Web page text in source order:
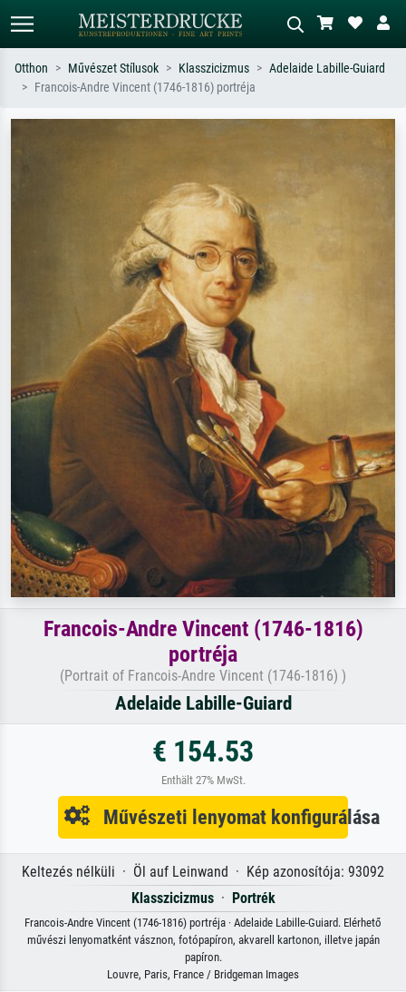
Otthon Művészet Stílusok Klasszicizmus
Adelaide Labille-Guiard
Francois-Andre Vincent (1746-1816) portréja
Francois-Andre Vincent (1746-1816)
portréja
(Portrait of Francois-Andre Vincent (1746-1816) )
Adelaide Labille-Guiard
€ 154.53
Enthält 27% MwSt.
Művészeti lenyomat konfigurálása
Keltezés nélküli · Öl auf Leinwand · Kép azonosítója: 93092
Klasszicizmus· Portrék
Francois-Andre Vincent (1746-1816) portréja · Adelaide Labille-Guiard. Elérhető
művészi lenyomatként vásznon, fotópapíron, akvarell kartonon, illetve japán
papíron.
Louvre, Paris, France / Bridgeman Images